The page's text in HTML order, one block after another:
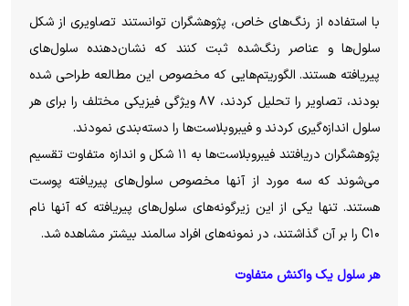
با استفاده از رنگ‌های خاص، پژوهشگران توانستند تصاویری از شکل
سلول‌ها و عناصر رنگ‌شده ثبت کنند که نشان‌دهنده سلول‌های
پیریافته هستند. الگوریتم‌هایی که مخصوص این مطالعه طراحی شده
بودند، تصاویر را تحلیل کردند، ۸۷ ویژگی فیزیکی مختلف را برای هر
سلول اندازه‌گیری کردند و فیبروبلاست‌ها را دسته‌بندی نمودند.
پژوهشگران دریافتند فیبروبلاست‌ها به ۱۱ شکل و اندازه متفاوت تقسیم
می‌شوند که سه مورد از آنها مخصوص سلول‌های پیریافته پوست
هستند. تنها یکی از این زیرگونه‌های سلول‌های پیریافته که آنها نام
C۱۰ را بر آن گذاشتند، در نمونه‌های افراد سالمند بیشتر مشاهده شد.
هر سلول یک واکنش متفاوت